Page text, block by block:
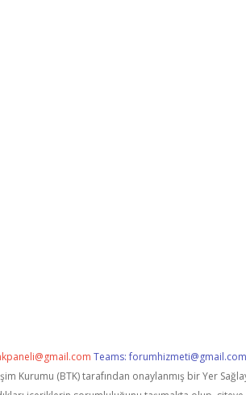
Teams:forumhizmeti@gmail.com
Kurumu (BTK) tarafından onaylanmış bir Yer